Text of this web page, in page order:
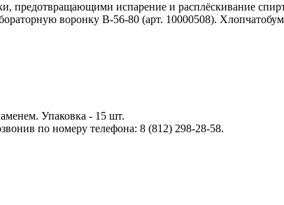
предотвращающими испарение и расплёскивание
воронку В-56-80 (арт. 10000508).
Упаковка - 15 шт.
по номеру телефона: 8 (812) 298-28-58.